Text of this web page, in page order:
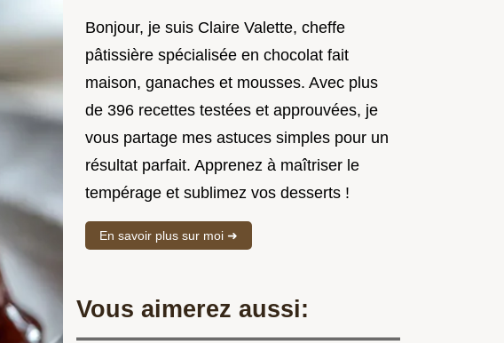
Bonjour, je suis Claire Valette, cheffe
pâtissière spécialisée en chocolat fait
maison, ganaches et mousses. Avec plus
de 396 recettes testées et approuvées, je
vous partage mes astuces simples pour un
résultat parfait. Apprenez à maîtriser le
tempérage et sublimez vos desserts !
En savoir plus sur moi ➜
Vous aimerez aussi: